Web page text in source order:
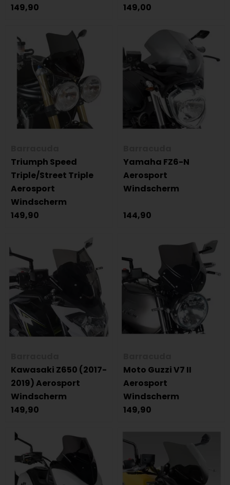
149,90 149,00
Triumph Speed
Triple/Street Triple
Aerosport
Windscherm
149,90
Yamaha FZ6-N
Aerosport
Windscherm
144,90
Kawasaki Z650 (2017-
2019) Aerosport
Windscherm
149,90
Moto Guzzi V7 II
Aerosport
Windscherm
149,90